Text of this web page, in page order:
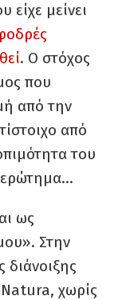
μείνει
. Ο στόχος
που
από την
από
του
ερώτημα…
ως
Στην
διάνοιξης
χωρίς